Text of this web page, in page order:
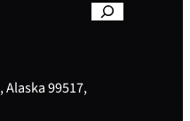
Alaska 99517,